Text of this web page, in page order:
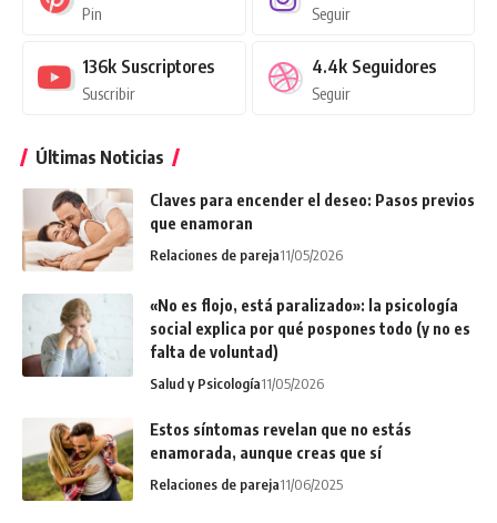
Pin Seguir
136k Suscriptores
Suscribir
4.4k Seguidores
Seguir
Últimas Noticias
Claves para encender el deseo: Pasos previos
que enamoran
Relaciones de pareja11/05/2026
«No es flojo, está paralizado»: la psicología
social explica por qué pospones todo (y no es
falta de voluntad)
Salud y Psicología11/05/2026
Estos síntomas revelan que no estás
enamorada, aunque creas que sí
Relaciones de pareja11/06/2025